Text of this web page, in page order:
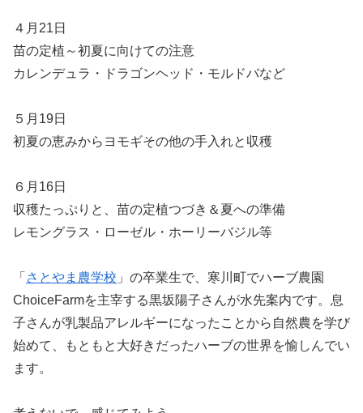
４月21日
苗の定植～初夏に向けての注意
カレンデュラ・ドラゴンヘッド・モルドバなど
５月19日
初夏の恵みからヨモギその他の手入れと収穫
６月16日
収穫たっぷりと、苗の定植つづき＆夏への準備
レモングラス・ローゼル・ホーリーバジル等
「 さとやま農学校 」の卒業生で、寒川町でハーブ農園
ChoiceFarmを主宰する黒坂陽子さんが水先案内です。息
子さんが乳製品アレルギーになったことから自然農を学び
始めて、もともと大好きだったハーブの世界を愉しんでい
ます。